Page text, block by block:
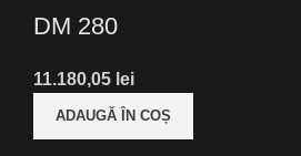
DM 280
lei
ADAUGĂ ÎN COȘ